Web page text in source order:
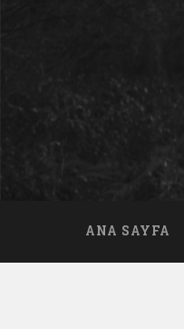
ANA SAYFA